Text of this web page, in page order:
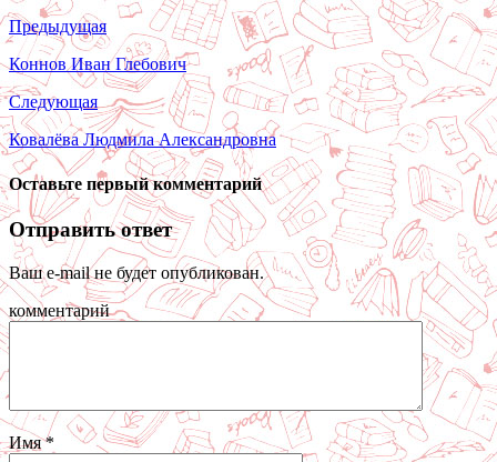
Предыдущая
Коннов Иван Глебович
Следующая
Ковалёва Людмила Александровна
Оставьте первый комментарий
Отправить ответ
Ваш e-mail не будет опубликован.
комментарий
Имя*